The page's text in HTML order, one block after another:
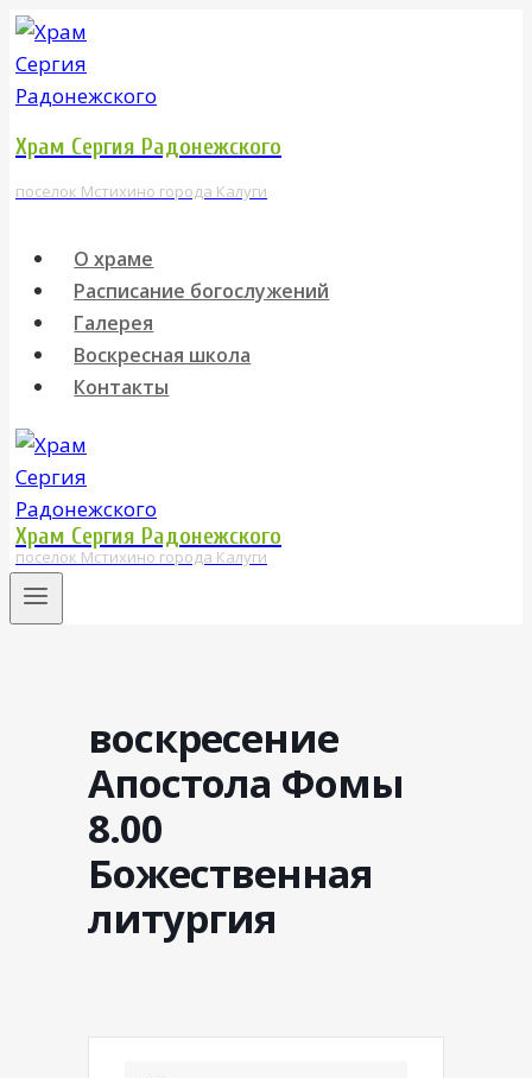
Перейти
к
содержимому
Храм Сергия Радонежского
поселок Мстихино города Калуги
О храме
Расписание богослужений
Галерея
Воскресная школа
Контакты
Храм Сергия Радонежского
поселок Мстихино города Калуги
воскресение
Апостола Фомы
8.00
Божественная
литургия